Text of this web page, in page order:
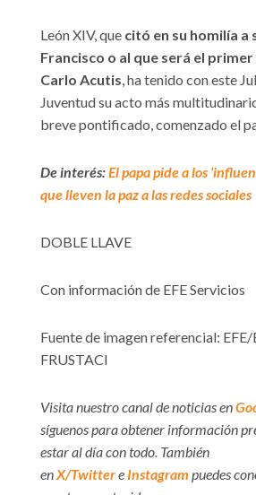
León XIV, que citó en su homilía a
Francisco o al que será el primer
Carlo Acutis, ha tenido con este
Juventud su acto más
breve pontificado, comenzado el
De interés:El papa pide a los
que lleven la paz a las redes sociales
DOBLE LLAVE
Con información de EFE Servicios
Fuente de imagen referencial:
FRUSTACI
Visita nuestro canal de noticias en
síguenos para obtener información
estar al día con todo. También
enX/Twittere Instagram puedes